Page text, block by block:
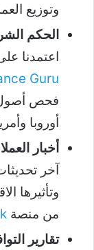
وتوزيع
الحكم
اعتمدنا
Guru
فحص أصول
أوروبا
أخبار
وتأثيرها
من منصة
تقارير